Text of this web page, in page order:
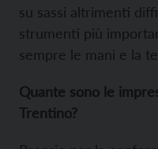
su sassi altrimenti
strumenti più
sempre le mani e la
Quante sono le
Trentino?